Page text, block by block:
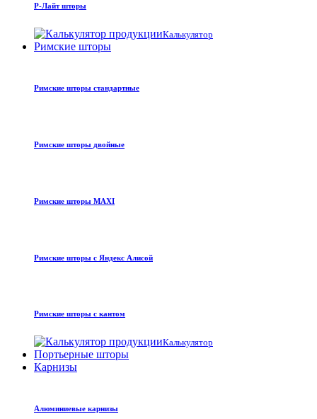
Р-Лайт шторы
Калькулятор
Римские шторы
Римские шторы стандартные
Римские шторы двойные
Римские шторы MAXI
Римские шторы с Яндекс Алисой
Римские шторы с кантом
Калькулятор
Портьерные шторы
Карнизы
Алюминиевые карнизы